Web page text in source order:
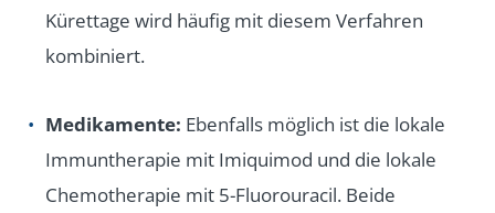
Kürettage wird häufig mit diesem Verfahren
kombiniert.
Medikamente: Ebenfalls möglich ist die lokale
Immuntherapie mit Imiquimod und die lokale
Chemotherapie mit 5-Fluorouracil. Beide